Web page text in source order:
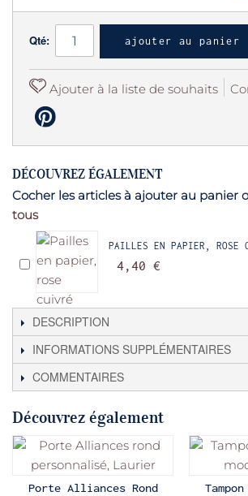
Qté: ajouter au panier
Ajouter à la liste de souhaits
DÉCOUVREZ ÉGALEMENT
Cocher les articles à ajouter au panier
tous
PAILLES EN PAPIER, ROSE
4,40 €
DESCRIPTION
INFORMATIONS SUPPLÉMENTAIRES
COMMENTAIRES
Découvrez également
Porte Alliances Rond